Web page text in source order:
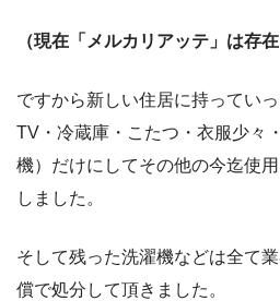
（現在「メルカリアッテ」は存
ですから新しい住居に持ってい
TV・冷蔵庫・こたつ・衣服少々
機）だけにしてその他の今迄使
しました。
そして残った洗濯機などは全て
償で処分して頂きました。